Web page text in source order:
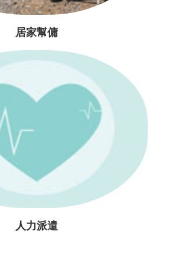
居家幫傭
人力派遣